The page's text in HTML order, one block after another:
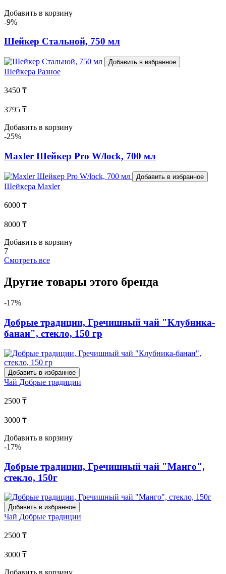
Добавить в корзину
-9%
Шейкер Стальной, 750 мл
Добавить в избранное
Шейкера Разное
3450 ₸
3795 ₸
Добавить в корзину
-25%
Maxler Шейкер Pro W/lock, 700 мл
Добавить в избранное
Шейкера Maxler
6000 ₸
8000 ₸
Добавить в корзину
7
Смотреть все
Другие товары этого бренда
-17%
Добрые традиции, Гречишный чай "Клубника-
банан", стекло, 150 гр
Добавить в избранное
Чай Добрые традиции
2500 ₸
3000 ₸
Добавить в корзину
-17%
Добрые традиции, Гречишный чай "Манго",
стекло, 150г
Добавить в избранное
Чай Добрые традиции
2500 ₸
3000 ₸